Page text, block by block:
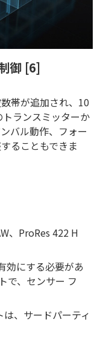
御 [6]
帯が追加され、10
ランスミッターか
バル動作、フォー
ることもできま
、ProRes 422 H
効にする必要があ
で、センサー フ
、サードパーティ